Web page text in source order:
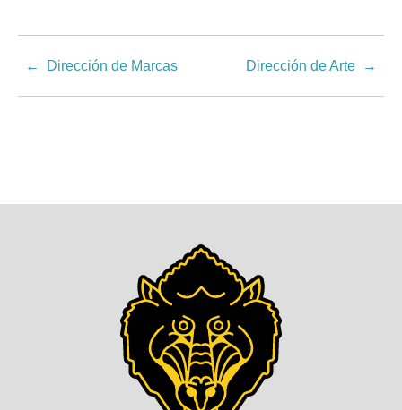
Dirección de Marcas Dirección de Arte